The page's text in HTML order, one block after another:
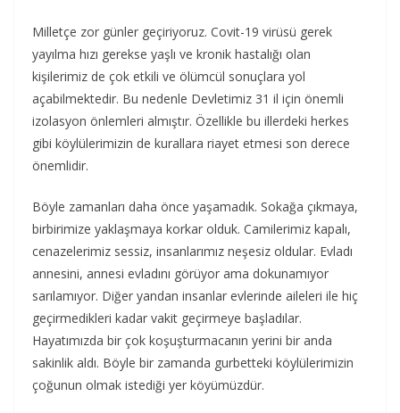
Milletçe zor günler geçiriyoruz. Covit-19 virüsü gerek
yayılma hızı gerekse yaşlı ve kronik hastalığı olan
kişilerimiz de çok etkili ve ölümcül sonuçlara yol
açabilmektedir. Bu nedenle Devletimiz 31 il için önemli
izolasyon önlemleri almıştır. Özellikle bu illerdeki herkes
gibi köylülerimizin de kurallara riayet etmesi son derece
önemlidir.
Böyle zamanları daha önce yaşamadık. Sokağa çıkmaya,
birbirimize yaklaşmaya korkar olduk. Camilerimiz kapalı,
cenazelerimiz sessiz, insanlarımız neşesiz oldular. Evladı
annesini, annesi evladını görüyor ama dokunamıyor
sarılamıyor. Diğer yandan insanlar evlerinde aileleri ile hiç
geçirmedikleri kadar vakit geçirmeye başladılar.
Hayatımızda bir çok koşuşturmacanın yerini bir anda
sakinlik aldı. Böyle bir zamanda gurbetteki köylülerimizin
çoğunun olmak istediği yer köyümüzdür.